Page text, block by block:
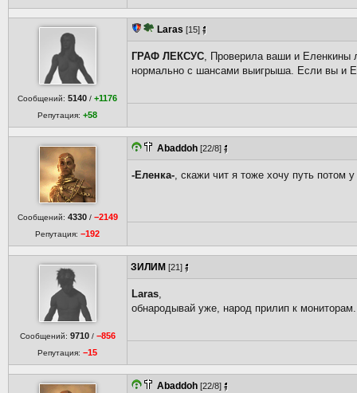
Сообщений:5140 /+1176
Репутация:+58
Laras [15]
ГРАФ ЛЕКСУС, Проверила ваши и Еленкины
нормально с шансами выигрыша. Если вы и
Сообщений: 4330 / −2149
Репутация:−192
Abaddoh [22/8]
-Еленка-, скажи чит я тоже хочу путь потом
Сообщений: 9710 / −856
Репутация:−15
ЗИЛИМ [21]
Laras,
обнародывай уже, народ прилип к мониторам.
Abaddoh [22/8]